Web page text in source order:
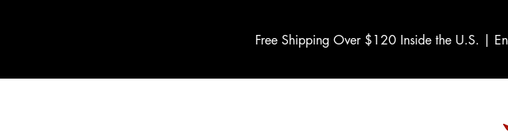
Free Shipping Over $120 Inside the U.S. |